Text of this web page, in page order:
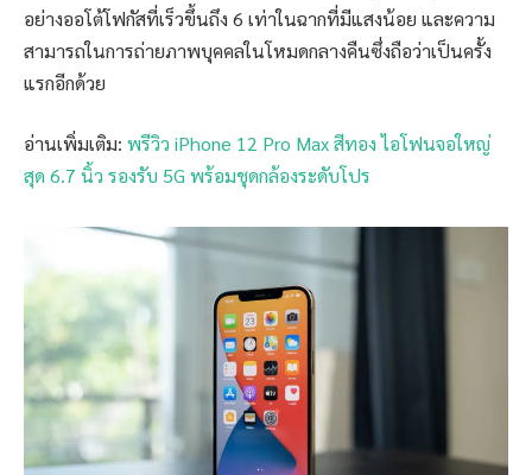
อย่างออโต้โฟกัสที่เร็วขึ้นถึง 6 เท่าในฉากที่มีแสงน้อย และความ
สามารถในการถ่ายภาพบุคคลในโหมดกลางคืนซึ่งถือว่าเป็นครั้ง
แรกอีกด้วย
อ่านเพิ่มเติม: พรีวิว iPhone 12 Pro Max สีทอง ไอโฟนจอใหญ่
สุด 6.7 นิ้ว รองรับ 5G พร้อมชุดกล้องระดับโปร